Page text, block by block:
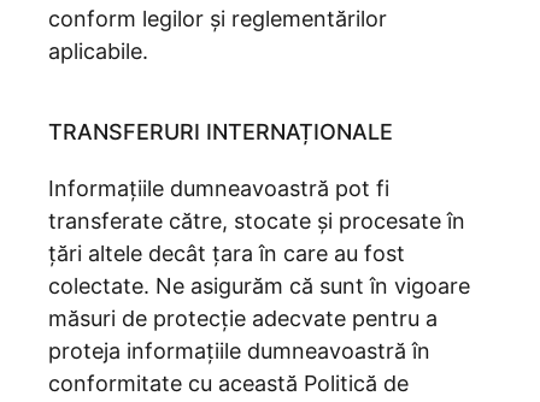
conform legilor și reglementărilor
aplicabile.
TRANSFERURI INTERNAȚIONALE
Informațiile dumneavoastră pot fi
transferate către, stocate și procesate în
țări altele decât țara în care au fost
colectate. Ne asigurăm că sunt în vigoare
măsuri de protecție adecvate pentru a
proteja informațiile dumneavoastră în
conformitate cu această Politică de